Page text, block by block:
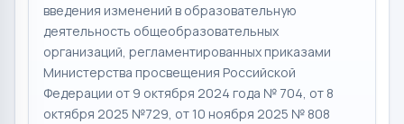
введения изменений в образовательную
деятельность общеобразовательных
организаций, регламентированных приказами
Министерства просвещения Российской
Федерации от 9 октября 2024 года № 704, от 8
октября 2025 №729, от 10 ноября 2025 № 808